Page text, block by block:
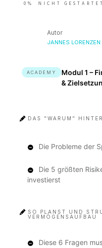
0% NICHT GESTARTET
Autor
JANNES LORENZEN
ACADEMY
Modul 1 –
&
DAS "WARUM"
Die Probleme der
Die 5 größten
investierst
SO PLANST UND
VERMÖGENSAUFBAU
Diese 6 Fragen